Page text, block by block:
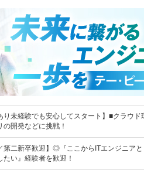
り未経験でも安心してスタート】■クラウ
開発などに挑戦！
第二新卒歓迎】◎『ここからITエンジニア
たい』経験者を歓迎！